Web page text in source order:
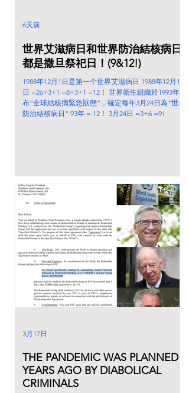
世界艾滋病日和世界防治結核病日
都是撒旦祭祀日！(9&12!)
1988年12月1日是第一个世界艾滋病日 1988年12月1
日 =26+3+1 =8+3+1 =12！ 世界衛生組織於1993年宣
布“全球結核病緊急狀態”，確定每年3月24日為"世界
防治結核病日" 93年 = 12！ 3月24日 =3+6 =9!
6天前
THE PANDEMIC WAS PLANNED
YEARS AGO BY DIABOLICAL
CRIMINALS
3月17日